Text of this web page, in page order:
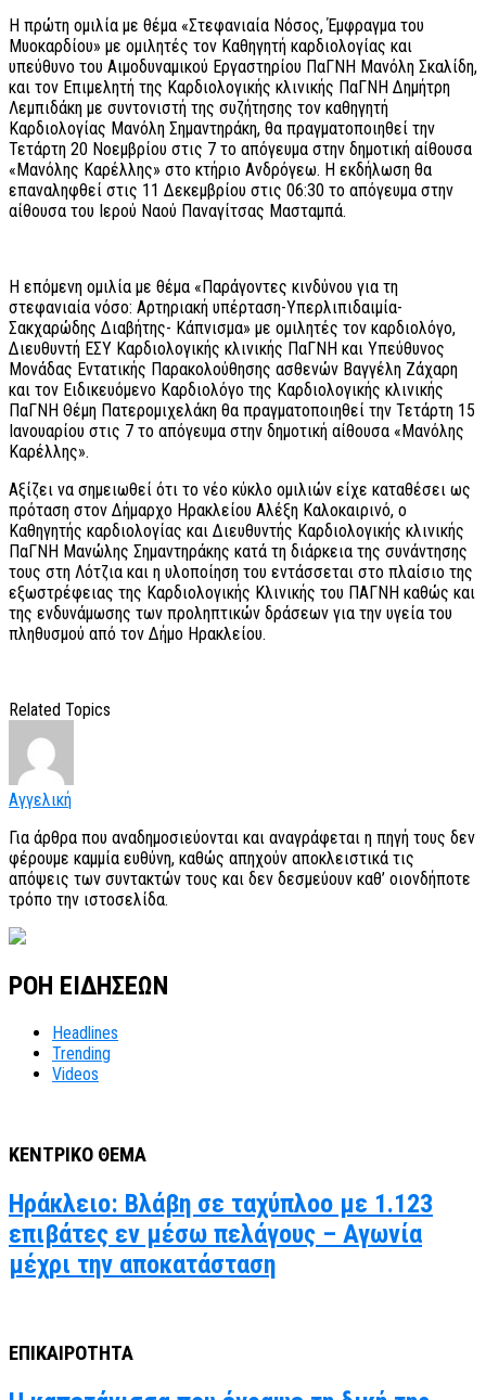
Η πρώτη ομιλία με θέμα «Στεφανιαία Νόσος, Έμφραγμα του
Μυοκαρδίου» με ομιλητές τον Καθηγητή καρδιολογίας και
υπεύθυνο του Αιμοδυναμικού Εργαστηρίου ΠαΓΝΗ Μανόλη Σκαλίδη,
και τον Επιμελητή της Καρδιολογικής κλινικής ΠαΓΝΗ Δημήτρη
Λεμπιδάκη με συντονιστή της συζήτησης τον καθηγητή
Καρδιολογίας Μανόλη Σημαντηράκη, θα πραγματοποιηθεί την
Τετάρτη 20 Νοεμβρίου στις 7 το απόγευμα στην δημοτική αίθουσα
«Μανόλης Καρέλλης» στο κτήριο Ανδρόγεω. Η εκδήλωση θα
επαναληφθεί στις 11 Δεκεμβρίου στις 06:30 το απόγευμα στην
αίθουσα του Ιερού Ναού Παναγίτσας Μασταμπά.
Η επόμενη ομιλία με θέμα «Παράγοντες κινδύνου για τη
στεφανιαία νόσο: Αρτηριακή υπέρταση-Υπερλιπιδαιμία-
Σακχαρώδης Διαβήτης- Κάπνισμα» με ομιλητές τον καρδιολόγο,
Διευθυντή ΕΣΥ Καρδιολογικής κλινικής ΠαΓΝΗ και Υπεύθυνος
Μονάδας Εντατικής Παρακολούθησης ασθενών Βαγγέλη Ζάχαρη
και τον Ειδικευόμενο Καρδιολόγο της Καρδιολογικής κλινικής
ΠαΓΝΗ Θέμη Πατερομιχελάκη θα πραγματοποιηθεί την Τετάρτη 15
Ιανουαρίου στις 7 το απόγευμα στην δημοτική αίθουσα «Μανόλης
Καρέλλης».
Αξίζει να σημειωθεί ότι το νέο κύκλο ομιλιών είχε καταθέσει ως
πρόταση στον Δήμαρχο Ηρακλείου Αλέξη Καλοκαιρινό, ο
Καθηγητής καρδιολογίας και Διευθυντής Καρδιολογικής κλινικής
ΠαΓΝΗ Μανώλης Σημαντηράκης κατά τη διάρκεια της συνάντησης
τους στη Λότζια και η υλοποίηση του εντάσσεται στο πλαίσιο της
εξωστρέφειας της Καρδιολογικής Κλινικής του ΠΑΓΝΗ καθώς και
της ενδυνάμωσης των προληπτικών δράσεων για την υγεία του
πληθυσμού από τον Δήμο Ηρακλείου.
Related Topics
Αγγελική
Για άρθρα που αναδημοσιεύονται και αναγράφεται η πηγή τους δεν
φέρουμε καμμία ευθύνη, καθώς απηχούν αποκλειστικά τις
απόψεις των συντακτών τους και δεν δεσμεύουν καθ’ οιονδήποτε
τρόπο την ιστοσελίδα.
ΡΟΗ ΕΙΔΗΣΕΩΝ
Headlines
Trending
Videos
ΚΕΝΤΡΙΚΟ ΘΕΜΑ
Ηράκλειο: Βλάβη σε ταχύπλοο με 1.123
επιβάτες εν μέσω πελάγους – Αγωνία
μέχρι την αποκατάσταση
ΕΠΙΚΑΙΡΟΤΗΤΑ